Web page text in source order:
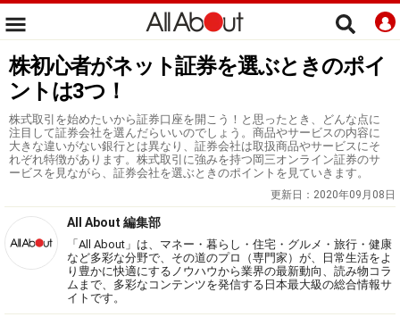
株初心者がネット証券を選ぶときのポイ
ントは3つ！
株式取引を始めたいから証券口座を開こう！と思ったとき、どんな点に
注目して証券会社を選んだらいいのでしょう。商品やサービスの内容に
大きな違いがない銀行とは異なり、証券会社は取扱商品やサービスにそ
れぞれ特徴があります。株式取引に強みを持つ岡三オンライン証券のサ
ービスを見ながら、証券会社を選ぶときのポイントを見ていきます。
更新日： 2020年09月08日
All About 編集部
「All About」は、マネー・暮らし・住宅・グルメ・旅行・健康
など多彩な分野で、その道のプロ（専門家）が、日常生活をよ
り豊かに快適にするノウハウから業界の最新動向、読み物コラ
ムまで、多彩なコンテンツを発信する日本最大級の総合情報サ
イトです。